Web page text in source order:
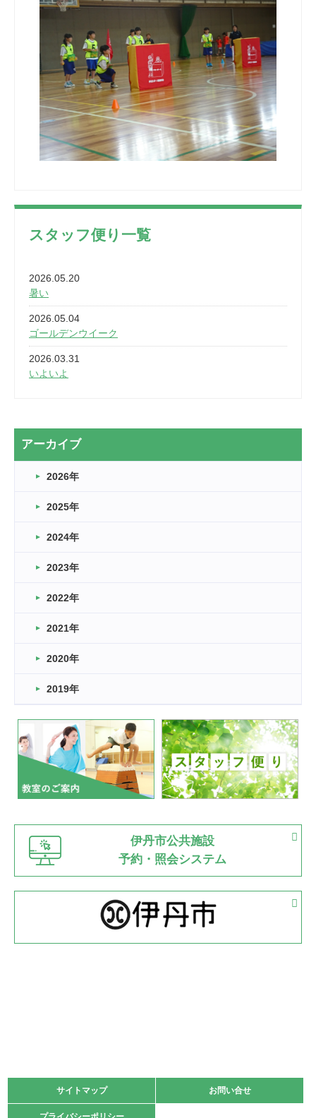
スタッフ便り一覧
2026.05.20
暑い
2026.05.04
ゴールデンウイーク
2026.03.31
いよいよ
2026.03.20
なぎなた
2026.03.16
車いすバスケとRくんのお話
卒業・卒園の季節★
2026.03.11
緑ケ丘体育館
2022.11.03
緑ケ丘体育館
いたっぼーる大会☆彡
緑ケ丘体育館
2022.07.03
市内総合体育大会が開始
緑ケ丘体育館 猪名川運動広場
古池運動広場
2022.06.12
県知事杯争奪バレーボール大会が開催
緑ケ丘体育館
2022.05.05
体育協会長杯 バドミントン競技の部
2022.05.22
緑ケ丘体育館
2021.10.23
アーカイブ
2026年
2025年
2024年
2023年
2022年
2021年
2020年
2019年
伊丹市公共施設
予約・照会システム
サイトマップ お問い合せ
サイトマップ お問い合せ